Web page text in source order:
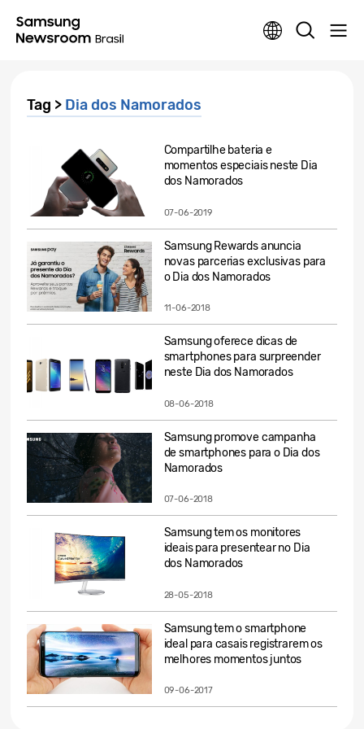
Tag > Dia dos Namorados
Compartilhe bateria e
momentos especiais neste Dia
dos Namorados
07-06-2019
Samsung Rewards anuncia
novas parcerias exclusivas para
o Dia dos Namorados
11-06-2018
Samsung oferece dicas de
smartphones para surpreender
neste Dia dos Namorados
08-06-2018
Samsung promove campanha
de smartphones para o Dia dos
Namorados
07-06-2018
Samsung tem os monitores
ideais para presentear no Dia
dos Namorados
28-05-2018
Samsung tem o smartphone
ideal para casais registrarem os
melhores momentos juntos
09-06-2017